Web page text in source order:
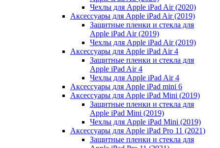
Чехлы для Apple iPad Air (2020)
Аксессуары для Apple iPad Air (2019)
Защитные пленки и стекла для
Apple iPad Air (2019)
Чехлы для Apple iPad Air (2019)
Аксессуары для Apple iPad Air 4
Защитные пленки и стекла для
Apple iPad Air 4
Чехлы для Apple iPad Air 4
Аксессуары для Apple iPad mini 6
Аксессуары для Apple iPad Mini (2019)
Защитные пленки и стекла для
Apple iPad Mini (2019)
Чехлы для Apple iPad Mini (2019)
Аксессуары для Apple iPad Pro 11 (2021)
Защитные пленки и стекла для